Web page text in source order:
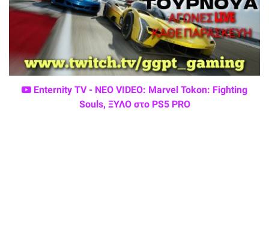
Enternity TV - ΝΕΟ VIDEO: Marvel Tokon: Fighting
Souls, ΞΥΛΟ στο PS5 PRO